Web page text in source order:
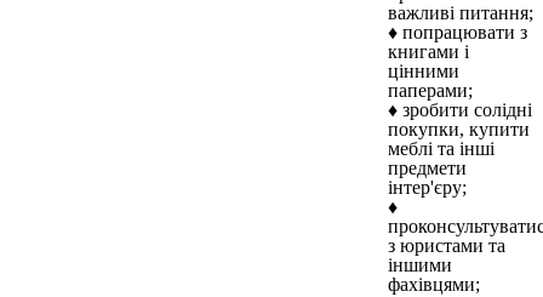
важливі питання;
♦ попрацювати з
книгами і
цінними
паперами;
♦ зробити солідні
покупки, купити
меблі та інші
предмети
інтер'єру;
♦
з юристами та
іншими
фахівцями;